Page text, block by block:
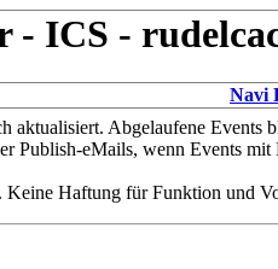
- ICS -
Navi
aktualisiert. Abgelaufene Events
Publish-eMails, wenn Events
Keine Haftung für Funktion und